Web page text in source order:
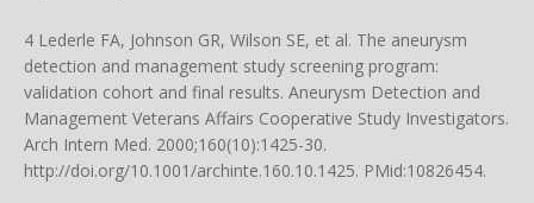
4 Lederle FA, Johnson GR, Wilson SE, et al. The aneurysm
detection and management study screening program:
validation cohort and final results. Aneurysm Detection and
Management Veterans Affairs Cooperative Study Investigators.
Arch Intern Med. 2000;160(10):1425-30.
http://doi.org/10.1001/archinte.160.10.1425. PMid:10826454.